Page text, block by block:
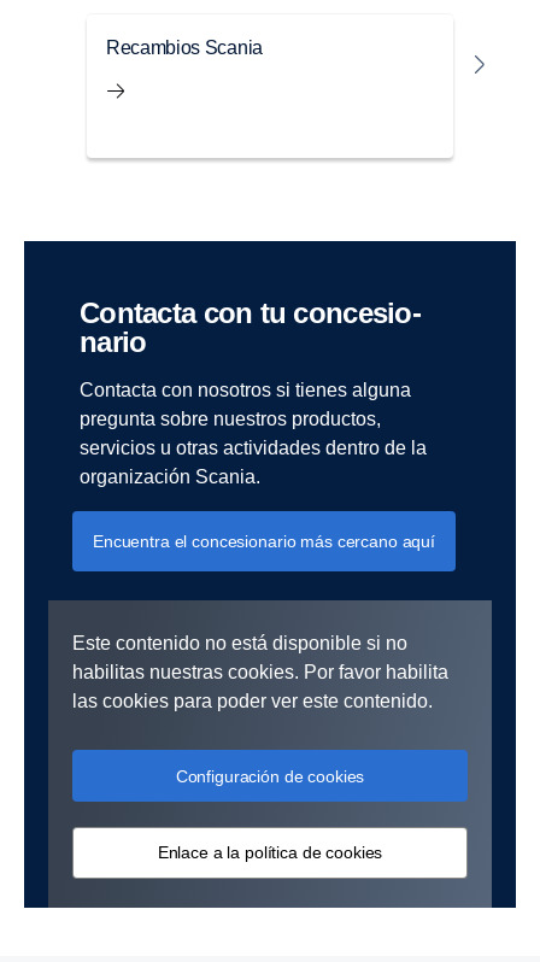
Recambios Scania
Contacta con tu conce­sio­
nario
Contacta con nosotros si tienes alguna
pregunta sobre nuestros productos,
servicios u otras actividades dentro de la
organización Scania.
Encuentra el concesionario más cercano aquí
Este contenido no está disponible si no
habilitas nuestras cookies. Por favor habilita
las cookies para poder ver este contenido.
Configuración de cookies
Enlace a la política de cookies